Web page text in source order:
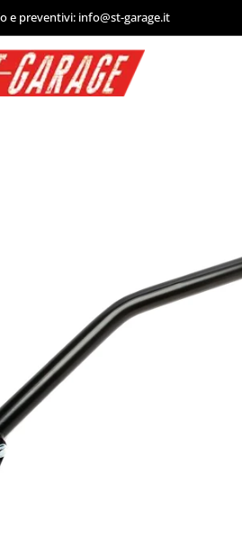
e preventivi: info@st-garage.it